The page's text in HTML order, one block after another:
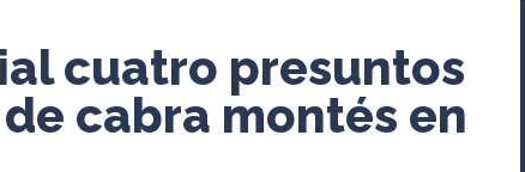
cuatro presuntos
cabra montés en